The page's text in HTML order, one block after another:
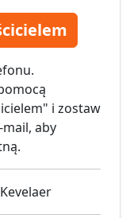
i zostaw
aby